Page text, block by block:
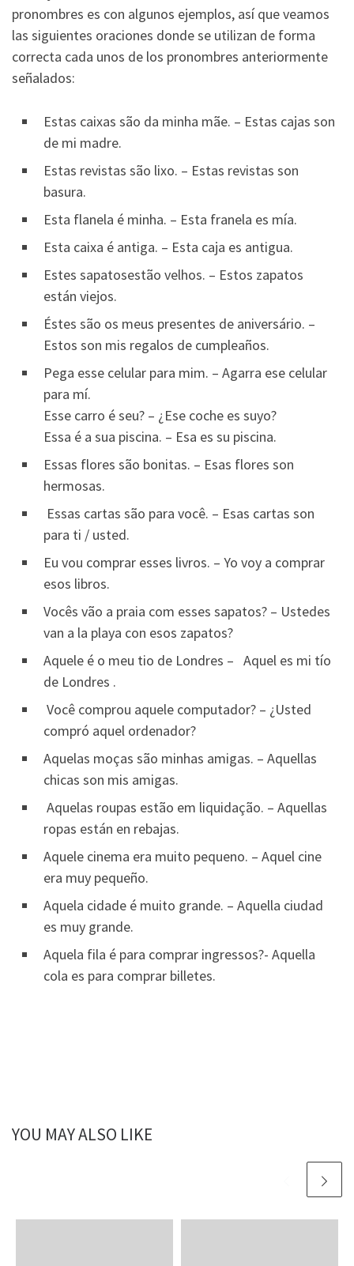
pronombres es con algunos ejemplos, así que veamos
las siguientes oraciones donde se utilizan de forma
correcta cada unos de los pronombres anteriormente
señalados:
Estas caixas são da minha mãe. – Estas cajas son
de mi madre.
Estas revistas são lixo. – Estas revistas son
basura.
Esta flanela é minha. – Esta franela es mía.
Esta caixa é antiga. – Esta caja es antigua.
Estes sapatosestão velhos. – Estos zapatos
están viejos.
Éstes são os meus presentes de aniversário. –
Estos son mis regalos de cumpleaños.
Pega esse celular para mim. – Agarra ese celular
para mí.
Esse carro é seu? – ¿Ese coche es suyo?
Essa é a sua piscina. – Esa es su piscina.
Essas flores são bonitas. – Esas flores son
hermosas.
Essas cartas são para você. – Esas cartas son
para ti / usted.
Eu vou comprar esses livros. – Yo voy a comprar
esos libros.
Vocês vão a praia com esses sapatos? – Ustedes
van a la playa con esos zapatos?
Aquele é o meu tio de Londres – Aquel es mi tío
de Londres .
Você comprou aquele computador? – ¿Usted
compró aquel ordenador?
Aquelas moças são minhas amigas. – Aquellas
chicas son mis amigas.
Aquelas roupas estão em liquidação. – Aquellas
ropas están en rebajas.
Aquele cinema era muito pequeno. – Aquel cine
era muy pequeño.
Aquela cidade é muito grande. – Aquella ciudad
es muy grande.
Aquela fila é para comprar ingressos?- Aquella
cola es para comprar billetes.
YOU MAY ALSO LIKE